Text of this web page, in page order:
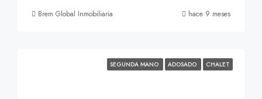
Brem Global Inmobiliaria hace 9 meses
SEGUNDA MANO ADOSADO CHALET